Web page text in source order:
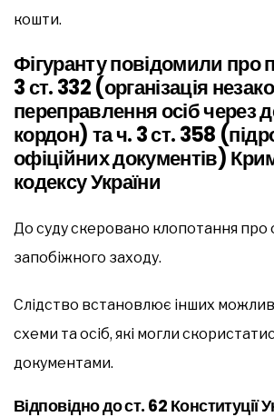
кошти.
Фігуранту повідомили про
3 ст. 332 (організація
переправлення осіб через
кордон) та ч. 3 ст. 358
офіційних документів)
кодексу України
До суду скеровано клопотання про
запобіжного заходу.
Слідство встановлює інших
схеми та осіб, які могли
документами.
Відповідно до ст. 62 Конституції